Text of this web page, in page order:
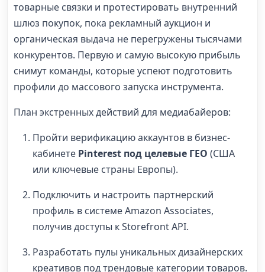
товарные связки и протестировать внутренний
шлюз покупок, пока рекламный аукцион и
органическая выдача не перегружены тысячами
конкурентов. Первую и самую высокую прибыль
снимут команды, которые успеют подготовить
профили до массового запуска инструмента.
План экстренных действий для медиабайеров:
Пройти верификацию аккаунтов в бизнес-
кабинете Pinterest под целевые ГЕО (США
или ключевые страны Европы).
Подключить и настроить партнерский
профиль в системе Amazon Associates,
получив доступы к Storefront API.
Разработать пулы уникальных дизайнерских
креативов под трендовые категории товаров.